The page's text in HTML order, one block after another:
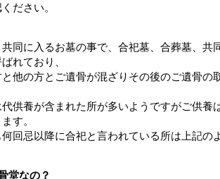
ださい。
同に入るお墓の事で、合祀墓、合葬墓、共
れており、
他の方とご遺骨が混ざりその後のご遺骨の
供養が含まれた所が多いようですがご供養
す。
回忌以降に合祀と言われている所は上記の
堂なの？